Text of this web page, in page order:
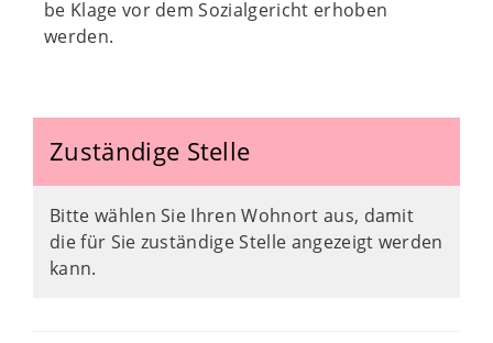
be Klage vor dem Sozialgericht erhoben
werden.
Zuständige Stelle
Bitte wählen Sie Ihren Wohnort aus, damit
die für Sie zuständige Stelle angezeigt werden
kann.